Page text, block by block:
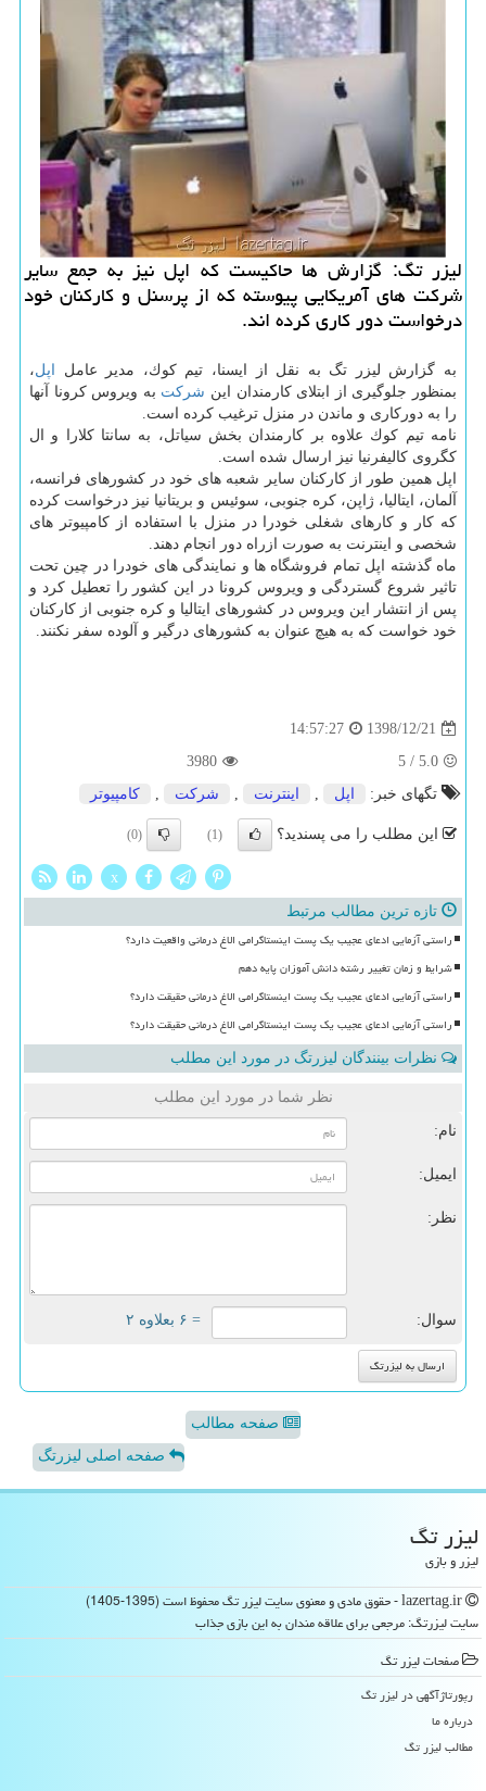
لیزر تگ: گزارش ها حاكیست كه اپل نیز به جمع سایر
شركت های آمریكایی پیوسته كه از پرسنل و كاركنان خود
درخواست دور كاری كرده اند.
به گزارش لیزر تگ به نقل از ایسنا، تیم كوك، مدیر عامل اپل،
بمنظور جلوگیری از ابتلای كارمندان این شركت به ویروس كرونا آنها
را به دوركاری و ماندن در منزل ترغیب كرده است.
نامه تیم كوك علاوه بر كارمندان بخش سیاتل، به سانتا كلارا و ال
كگروی كالیفرنیا نیز ارسال شده است.
اپل همین طور از كاركنان سایر شعبه های خود در كشورهای فرانسه،
آلمان، ایتالیا، ژاپن، كره جنوبی، سوئیس و بریتانیا نیز درخواست كرده
كه كار و كارهای شغلی خودرا در منزل با استفاده از كامپیوتر های
شخصی و اینترنت به صورت ازراه دور انجام دهند.
ماه گذشته اپل تمام فروشگاه ها و نمایندگی های خودرا در چین تحت
تاثیر شروع گستردگی و ویروس كرونا در این كشور را تعطیل كرد و
پس از انتشار این ویروس در كشورهای ایتالیا و كره جنوبی از كاركنان
خود خواست كه به هیچ عنوان به كشورهای درگیر و آلوده سفر نكنند.
1398/12/21
14:57:27
5.0
/
5
3980
تگهای خبر:
اپل , اینترنت , شركت , كامپیوتر
این مطلب را می پسندید؟ (1)
(0)
x
تازه ترین مطالب مرتبط
راستی آزمایی ادعای عجیب یک پست اینستاگرامی الاغ درمانی واقعیت دارد؟
شرایط و زمان تغییر رشته دانش آموزان پایه دهم
راستی آزمایی ادعای عجیب یک پست اینستاگرامی الاغ درمانی حقیقت دارد؟
راستی آزمایی ادعای عجیب یک پست اینستاگرامی الاغ درمانی حقیقت دارد؟
نظرات بینندگان لیزرتگ در مورد این مطلب
نظر شما در مورد این مطلب
نام:
ایمیل:
نظر:
سوال: = ۶ بعلاوه ۲
صفحه مطالب
صفحه اصلی لیزرتگ
لیزر تگ
لیزر و بازی
سایت لیزرتگ: مرجعی برای علاقه مندان به این بازی جذاب
صفحات لیزر تگ
رپورتاژآگهی در لیزر تگ
درباره ما
مطالب لیزر تگ